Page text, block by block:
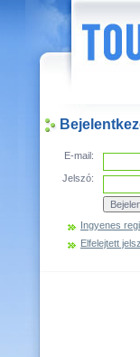
E-mail:
Jelszó:
Ingyenes
Elfelejtett